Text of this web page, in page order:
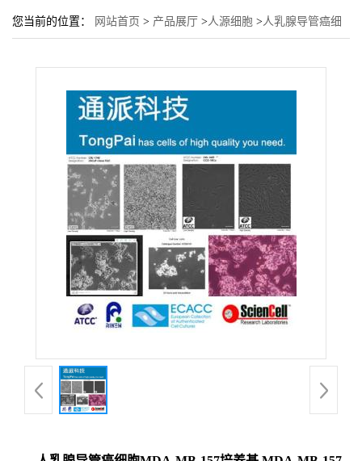
您当前的位置： 网站首页 > 产品展厅 >人源细胞 >人乳腺导管癌细